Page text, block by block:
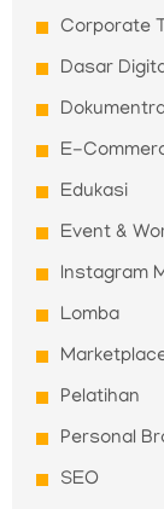
Corporate
Dasar
E-
Edukasi
Event &
Instagram
Lomba
Pelatihan
Personal
SEO